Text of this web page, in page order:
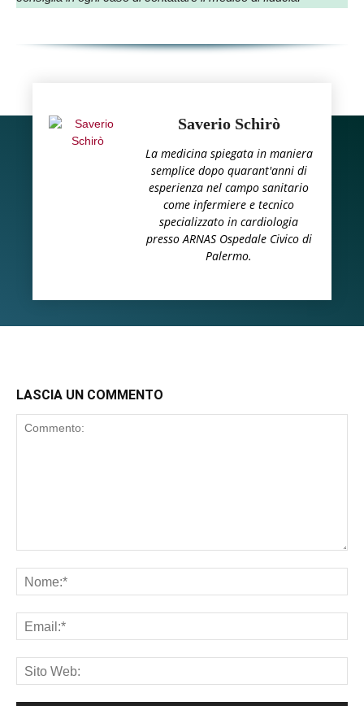
Saverio Schirò
La medicina spiegata in maniera
semplice dopo quarant'anni di
esperienza nel campo sanitario
come infermiere e tecnico
specializzato in cardiologia
presso ARNAS Ospedale Civico di
Palermo.
LASCIA UN COMMENTO